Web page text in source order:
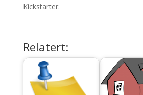
Kickstarter.
Relatert: